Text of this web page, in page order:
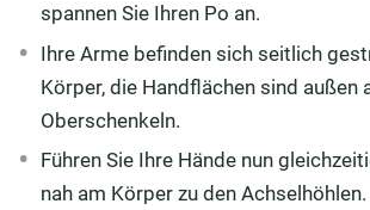
spannen Sie Ihren Po an.
Ihre Arme befinden sich seitlich
Körper, die Handflächen sind außen
Oberschenkeln.
Führen Sie Ihre Hände nun
nah am Körper zu den Achselhöhlen.